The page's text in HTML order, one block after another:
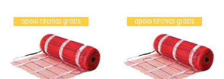
apoio técnico grátis apoio técnico grátis